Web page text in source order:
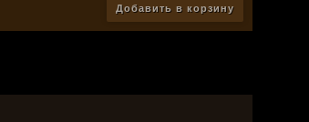
Добавить в корзину